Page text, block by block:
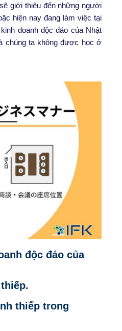
giới thiệu đến những người
hiện nay đang làm việc tại
doanh độc đáo của Nhật
chúng ta không được học ở
độc đáo của
thiếp trong